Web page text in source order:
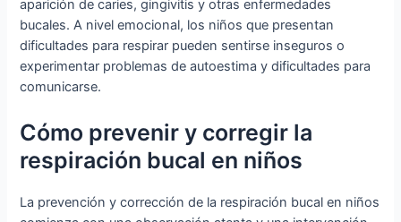
aparición de caries, gingivitis y otras enfermedades
bucales. A nivel emocional, los niños que presentan
dificultades para respirar pueden sentirse inseguros o
experimentar problemas de autoestima y dificultades para
comunicarse.
Cómo prevenir y corregir la
respiración bucal en niños
La prevención y corrección de la respiración bucal en niños